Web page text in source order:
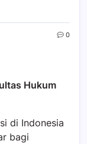
0
Hukum
di Indonesia
bagi